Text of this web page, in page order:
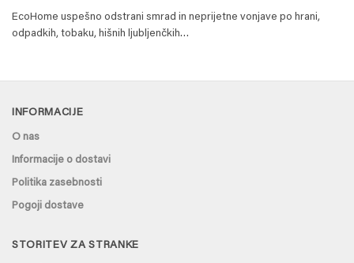
EcoHome uspešno odstrani smrad in neprijetne vonjave po hrani,
odpadkih, tobaku, hišnih ljubljenčkih…
INFORMACIJE
O nas
Informacije o dostavi
Politika zasebnosti
Pogoji dostave
STORITEV ZA STRANKE